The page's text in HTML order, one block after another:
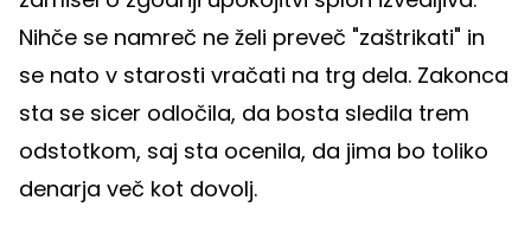
Nihče se namreč ne želi preveč "zaštrikati" in
se nato v starosti vračati na trg dela. Zakonca
sta se sicer odločila, da bosta sledila trem
odstotkom, saj sta ocenila, da jima bo toliko
denarja več kot dovolj.